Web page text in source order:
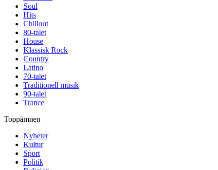
Soul
Hits
Chillout
80-talet
House
Klassisk Rock
Country
Latino
70-talet
Traditionell musik
90-talet
Trance
Toppämnen
Nyheter
Kultur
Sport
Politik